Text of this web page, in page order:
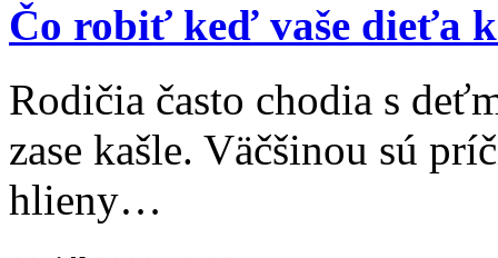
Čo robiť keď vaše dieťa
Rodičia často chodia s
zase kašle. Väčšinou sú
hlieny…